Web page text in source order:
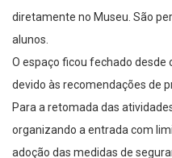
diretamente no Museu. São
alunos.
O espaço ficou fechado desde
devido às recomendações de
Para a retomada das
organizando a entrada com
adoção das medidas de